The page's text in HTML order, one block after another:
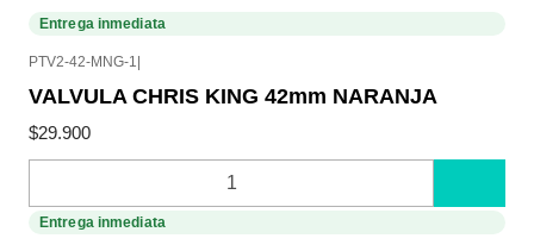
Entrega inmediata
PTV2-42-MNG-1 |
VALVULA CHRIS KING 42mm NARANJA
$29.900
Entrega inmediata